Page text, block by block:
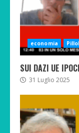
economia
SUI DAZI UE
31 Luglio 2025